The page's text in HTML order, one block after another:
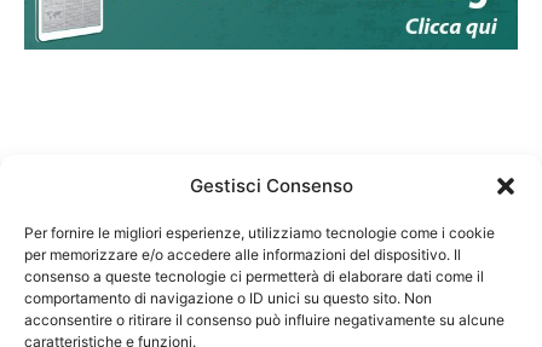
Gestisci Consenso
Per fornire le migliori esperienze, utilizziamo tecnologie come i cookie
per memorizzare e/o accedere alle informazioni del dispositivo. Il
consenso a queste tecnologie ci permetterà di elaborare dati come il
comportamento di navigazione o ID unici su questo sito. Non
acconsentire o ritirare il consenso può influire negativamente su alcune
caratteristiche e funzioni.
Federazione Nazionale Degli Ordini dei Biologi:
codice fiscale 80069130583
Responsabile sito internet www.fnob.it: Vincenzo